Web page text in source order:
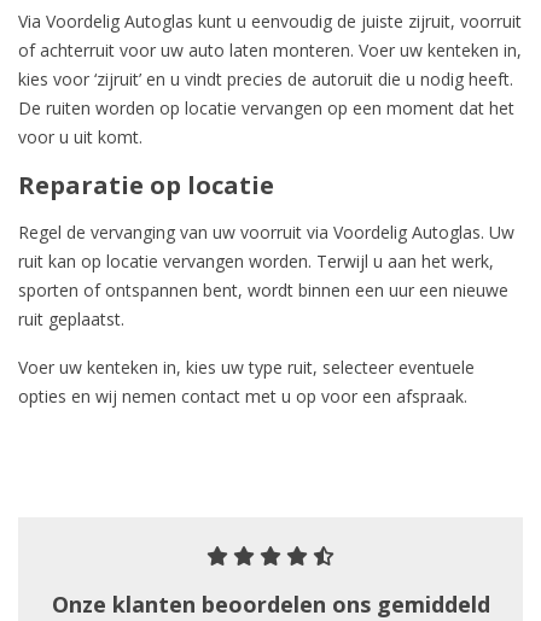
Via Voordelig Autoglas kunt u eenvoudig de juiste zijruit, voorruit
ofachterruit voor uw auto laten monteren. Voer uw kenteken in,
kies voor ‘zijruit’ en u vindt precies de autoruit die u nodig heeft.
De ruiten worden op locatie vervangen op een moment dat het
voor u uit komt.
Reparatie op locatie
Regel de vervanging van uw voorruit via Voordelig Autoglas. Uw
ruit kan op locatie vervangen worden. Terwijl u aan het werk,
sporten of ontspannen bent, wordt binnen een uur een nieuwe
ruit geplaatst.
Voer uw kenteken in, kies uw type ruit, selecteer eventuele
opties en wij nemen contact met u op voor een afspraak.
Onze klanten beoordelen ons gemiddeld